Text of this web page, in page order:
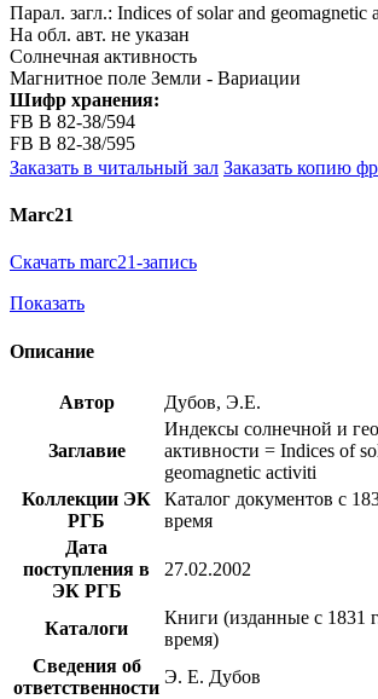
Парал. загл.: Indices of solar and geomagnetic
На обл. авт. не указан
Солнечная активность
Магнитное поле Земли - Вариации
Шифр хранения:
FB В 82-38/594
FB В 82-38/595
Заказать в читальный зал Заказать копию
Marc21
Скачать marc21-запись
Показать
Описание
Автор Дубов, Э.Е.
Заглавие
Индексы солнечной и
активности = Indices of
geomagnetic activiti
Коллекции ЭК
РГБ
Каталог документов с
время
Дата
поступления в
ЭК РГБ
27.02.2002
Каталоги
Книги (изданные с 1831
время)
Сведения об
ответственности
Э. Е. Дубов